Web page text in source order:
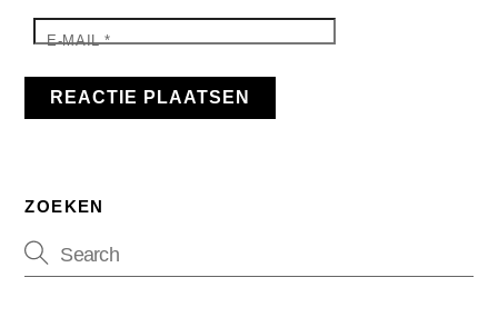
E-MAIL*
ZOEKEN